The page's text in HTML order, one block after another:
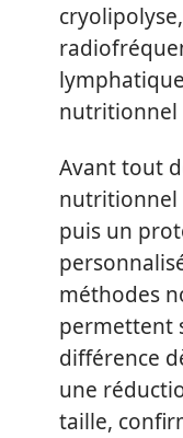
nutritionnel
Avant tout
nutritionnel
puis un
méthodes
permettent
différence
une
taille,